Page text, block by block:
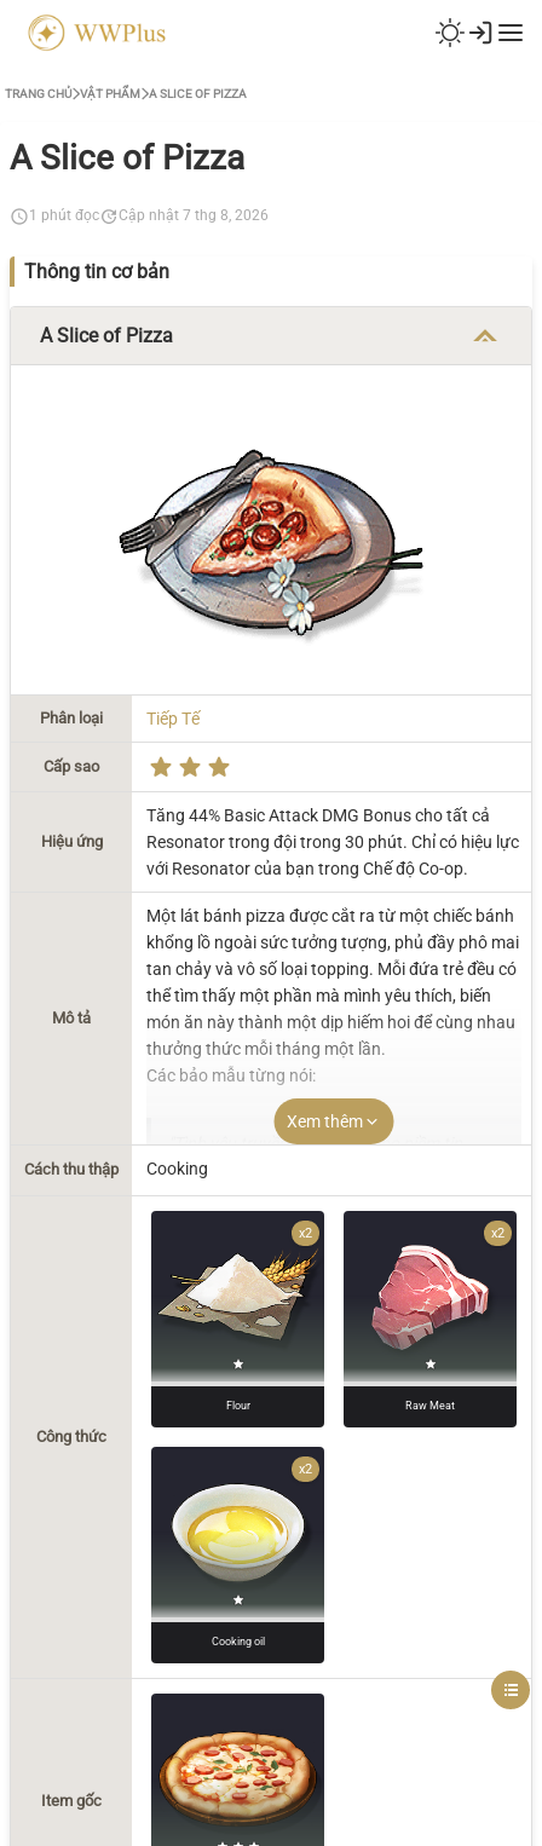
TRANG CHỦ VẬT PHẨM A SLICE OF PIZZA
A Slice of Pizza
1 phút đọc Cập nhật 7 thg 8, 2026
Thông tin cơ bản
A Slice of Pizza
Phân loại Tiếp Tế
Cấp sao
Hiệu ứng
Tăng 44% Basic Attack DMG Bonus cho tất cả
Resonator trong đội trong 30 phút. Chỉ có hiệu lực
với Resonator của bạn trong Chế độ Co-op.
Mô tả
Một lát bánh pizza được cắt ra từ một chiếc bánh
khổng lồ ngoài sức tưởng tượng, phủ đầy phô mai
tan chảy và vô số loại topping. Mỗi đứa trẻ đều có
thể tìm thấy một phần mà mình yêu thích, biến
món ăn này thành một dịp hiếm hoi để cùng nhau
thưởng thức mỗi tháng một lần.
Các bảo mẫu từng nói:
"Tình yêu truyền cảm hứng cho niềm tin,
niềm tin nuôi dưỡng sự sẻ chia, và sự sẻ chia
đưa tình yêu trở về trọn vẹn."
Xem thêm
Cách thu thập Cooking
Công thức
Flour
x2
Raw Meat
x2
Cooking oil
x2
Item gốc